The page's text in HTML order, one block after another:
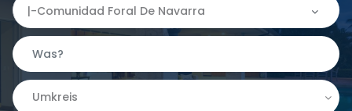
Immobilietyp
Finca
|-Comunidad Foral De Navarra
Wo
Almería
Umkreis